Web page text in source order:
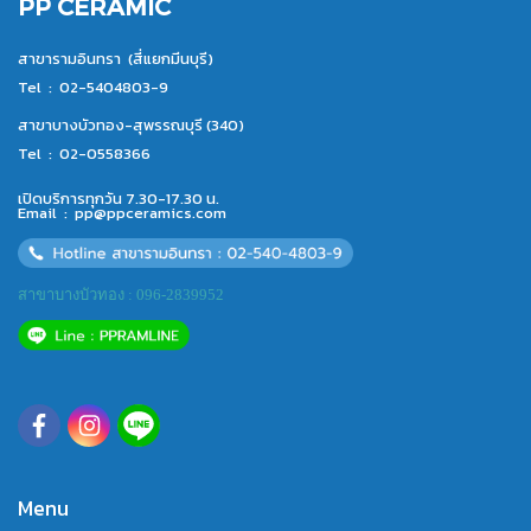
PP CERAMIC
สาขารามอินทรา (สี่แยกมีนบุรี)
Tel : 02-5404803-9
สาขาบางบัวทอง-สุพรรณบุรี (340)
Tel : 02-0558366
เปิดบริการทุกวัน 7.30-17.30 น.
Email : pp@ppceramics.com
สาขาบางบัวทอง : 096-2839952
Menu